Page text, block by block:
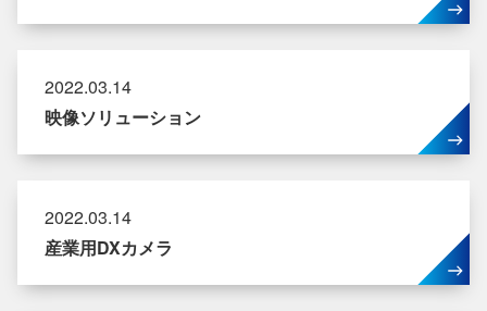
2022.03.14
映像ソリューション
2022.03.14
産業用DXカメラ